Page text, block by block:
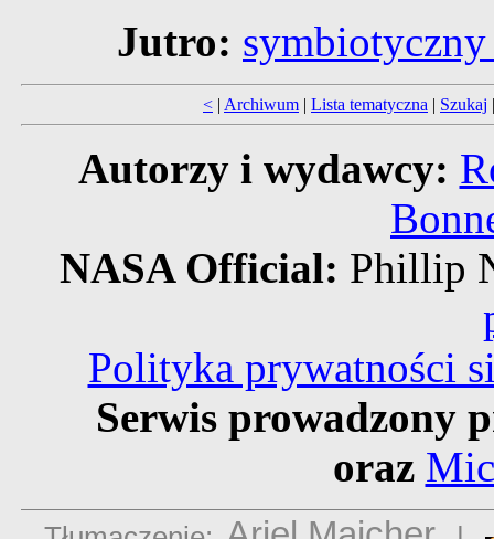
Jutro:
< | Archiwum | Lista tematyczna | Szukaj
Autorzy i wydawcy:
NASA Official: Phillip
Polityka prywatności
Serwis prowadzony
oraz